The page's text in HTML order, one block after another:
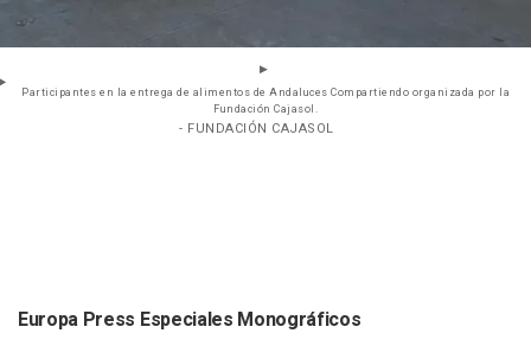
Participantes en la entrega de alimentos de Andaluces Compartiendo organizada por la
Fundación Cajasol.
- FUNDACIÓN CAJASOL
Europa Press Especiales Monográficos